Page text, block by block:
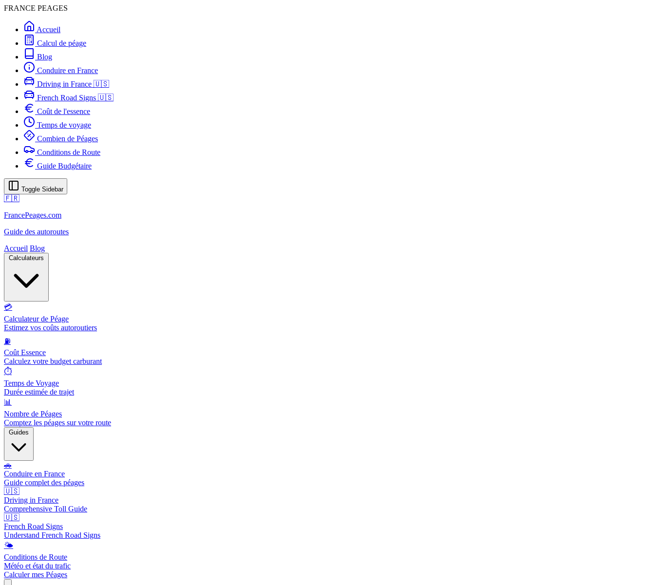
FRANCE PEAGES
Accueil
Calcul de péage
Blog
Conduire en France
Driving in France 🇺🇸
French Road Signs 🇺🇸
Coût de l'essence
Temps de voyage
Combien de Péages
Conditions de Route
Guide Budgétaire
Toggle Sidebar
🇫🇷
FrancePeages.com
Guide des autoroutes
Accueil Blog
Calculateurs
💳
Calculateur de Péage
Estimez vos coûts autoroutiers
⛽
Coût Essence
Calculez votre budget carburant
⏱️
Temps de Voyage
Durée estimée de trajet
📊
Nombre de Péages
Comptez les péages sur votre route
Guides
🚗
Conduire en France
Guide complet des péages
🇺🇸
Driving in France
Comprehensive Toll Guide
🇺🇸
French Road Signs
Understand French Road Signs
🌤️
Conditions de Route
Météo et état du trafic
Calculer mes Péages